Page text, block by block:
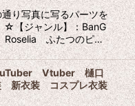
り写真に写るパーツを
☆【ジャンル】：BanG
Roselia ふたつのピ…
Vtuber 樋口
新衣装 コスプレ衣装